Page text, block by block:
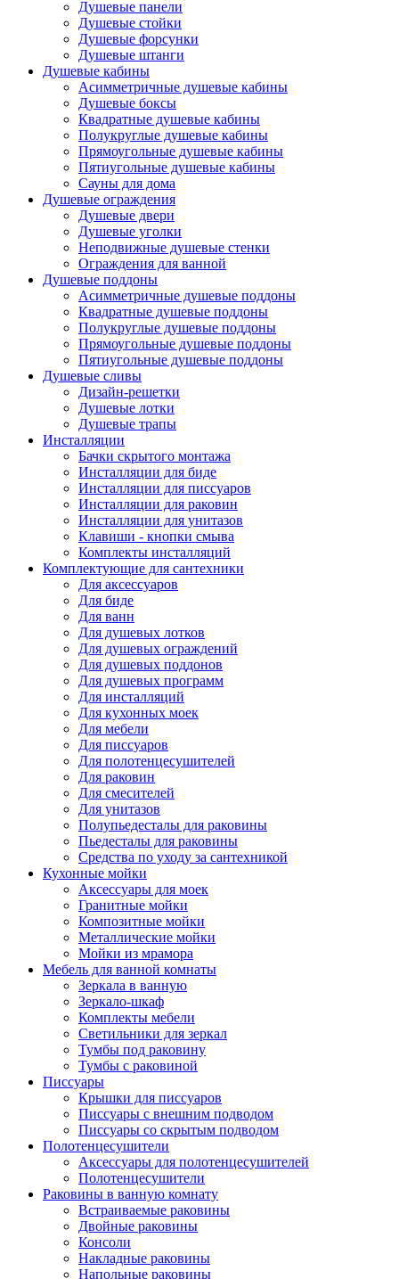
Душевые панели
Душевые стойки
Душевые форсунки
Душевые штанги
Душевые кабины
Асимметричные душевые кабины
Душевые боксы
Квадратные душевые кабины
Полукруглые душевые кабины
Прямоугольные душевые кабины
Пятиугольные душевые кабины
Сауны для дома
Душевые ограждения
Душевые двери
Душевые уголки
Неподвижные душевые стенки
Ограждения для ванной
Душевые поддоны
Асимметричные душевые поддоны
Квадратные душевые поддоны
Полукруглые душевые поддоны
Прямоугольные душевые поддоны
Пятиугольные душевые поддоны
Душевые сливы
Дизайн-решетки
Душевые лотки
Душевые трапы
Инсталляции
Бачки скрытого монтажа
Инсталляции для биде
Инсталляции для писсуаров
Инсталляции для раковин
Инсталляции для унитазов
Клавиши - кнопки смыва
Комплекты инсталляций
Комплектующие для сантехники
Для аксессуаров
Для биде
Для ванн
Для душевых лотков
Для душевых ограждений
Для душевых поддонов
Для душевых программ
Для инсталляций
Для кухонных моек
Для мебели
Для писсуаров
Для полотенцесушителей
Для раковин
Для смесителей
Для унитазов
Полупьедесталы для раковины
Пьедесталы для раковины
Средства по уходу за сантехникой
Кухонные мойки
Аксессуары для моек
Гранитные мойки
Композитные мойки
Металлические мойки
Мойки из мрамора
Мебель для ванной комнаты
Зеркала в ванную
Зеркало-шкаф
Комплекты мебели
Светильники для зеркал
Тумбы под раковину
Тумбы с раковиной
Писсуары
Крышки для писсуаров
Писсуары с внешним подводом
Писсуары со скрытым подводом
Полотенцесушители
Аксессуары для полотенцесушителей
Полотенцесушители
Раковины в ванную комнату
Встраиваемые раковины
Двойные раковины
Консоли
Накладные раковины
Напольные раковины